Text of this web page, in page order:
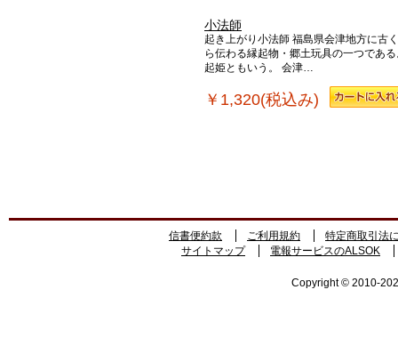
小法師
起き上がり小法師 福島県会津地方に古
ら伝わる縁起物・郷土玩具の一つであ
起姫ともいう。 会津…
￥1,320(税込み)
信書便約款 ご利用規約
特定商取引法
サイトマップ
電報サービスのALSOK
Copyright © 2010-